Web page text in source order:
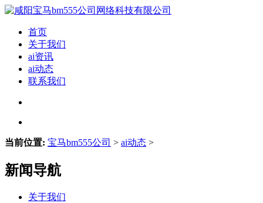
首页
关于我们
ai资讯
ai动态
联系我们
当前位置: 宝马bm555公司 > ai动态 >
新闻导航
关于我们